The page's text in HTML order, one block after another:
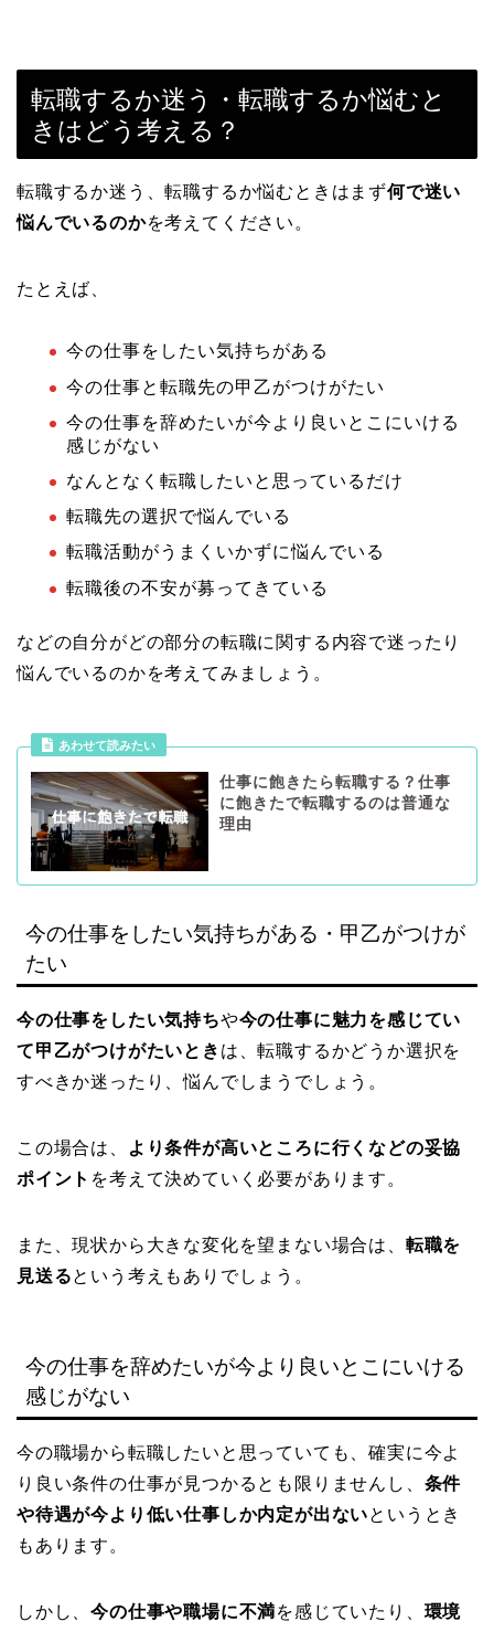
転職するか迷う・転職するか悩むと
きはどう考える？
転職するか迷う、転職するか悩むときはまず何で迷い
悩んでいるのかを考えてください。
たとえば、
今の仕事をしたい気持ちがある
今の仕事と転職先の甲乙がつけがたい
今の仕事を辞めたいが今より良いとこにいける
感じがない
なんとなく転職したいと思っているだけ
転職先の選択で悩んでいる
転職活動がうまくいかずに悩んでいる
転職後の不安が募ってきている
などの自分がどの部分の転職に関する内容で迷ったり
悩んでいるのかを考えてみましょう。
あわせて読みたい
仕事に飽きたら転職する？仕事
に飽きたで転職するのは普通な
理由
今の仕事をしたい気持ちがある・甲乙がつけが
たい
今の仕事をしたい気持ちや今の仕事に魅力を感じてい
て甲乙がつけがたいとき は、転職するかどうか選択を
すべきか迷ったり、悩んでしまうでしょう。
この場合は、
より条件が高いところに行くなどの妥協
ポイント を考えて決めていく必要があります。
また、現状から大きな変化を望まない場合は、 転職を
見送るという考えもありでしょう。
今の仕事を辞めたいが今より良いとこにいける
感じがない
今の職場から転職したいと思っていても、確実に今よ
り良い条件の仕事が見つかるとも限りませんし、 条件
や待遇が今より低い仕事しか内定が出ないというとき
もあります。
しかし、今の仕事や職場に不満を感じていたり、 環境